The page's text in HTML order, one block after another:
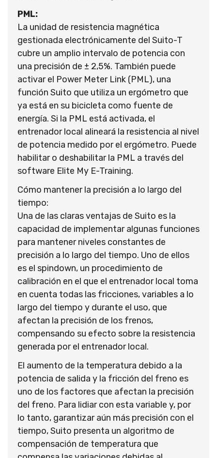
PML:
La unidad de resistencia magnética
gestionada electrónicamente del Suito-T
cubre un amplio intervalo de potencia con
una precisión de ± 2,5%. También puede
activar el Power Meter Link (PML), una
función Suito que utiliza un ergómetro que
ya está en su bicicleta como fuente de
energía. Si la PML está activada, el
entrenador local alineará la resistencia al nivel
de potencia medido por el ergómetro. Puede
habilitar o deshabilitar la PML a través del
software Elite My E-Training.
Cómo mantener la precisión a lo largo del
tiempo:
Una de las claras ventajas de Suito es la
capacidad de implementar algunas funciones
para mantener niveles constantes de
precisión a lo largo del tiempo. Uno de ellos
es el spindown, un procedimiento de
calibración en el que el entrenador local toma
en cuenta todas las fricciones, variables a lo
largo del tiempo y durante el uso, que
afectan la precisión de los frenos,
compensando su efecto sobre la resistencia
generada por el entrenador local.
El aumento de la temperatura debido a la
potencia de salida y la fricción del freno es
uno de los factores que afectan la precisión
del freno. Para lidiar con esta variable y, por
lo tanto, garantizar aún más precisión con el
tiempo, Suito presenta un algoritmo de
compensación de temperatura que